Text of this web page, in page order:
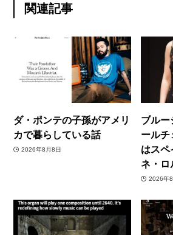
関連記事
ダ・ポンテの子孫がアメリ
カで暮らしている話
2026年8月8日
ブルー
ールチ
はスペ
ネ・ロ
2026年